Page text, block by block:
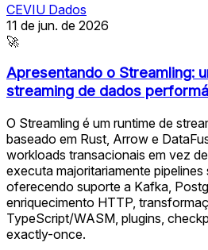
CEVIU Dados
11 de jun. de 2026
🚀
Apresentando o Streamling:
streaming de dados
O Streamling é um runtime de
baseado em Rust, Arrow e
workloads transacionais em vez
executa majoritariamente
oferecendo suporte a Kafka,
enriquecimento HTTP,
TypeScript/WASM, plugins,
exactly-once.